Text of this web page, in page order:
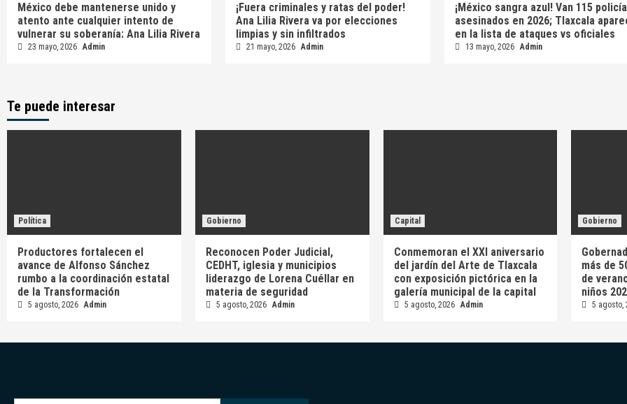
México debe mantenerse unido y
atento ante cualquier intento de
vulnerar su soberanía: Ana Lilia Rivera
23 mayo, 2026 Admin
¡Fuera criminales y ratas del poder!
Ana Lilia Rivera va por elecciones
limpias y sin infiltrados
21 mayo, 2026 Admin
¡México sangra azul! Van 115
asesinados en 2026; Tlaxcala
en la lista de ataques vs oficiales
13 mayo, 2026 Admin
Te puede interesar
Política
Productores fortalecen el
avance de Alfonso Sánchez
rumbo a la coordinación estatal
de la Transformación
5 agosto, 2026 Admin
Gobierno
Reconocen Poder Judicial,
CEDHT, iglesia y municipios
liderazgo de Lorena Cuéllar en
materia de seguridad
5 agosto, 2026 Admin
Capital
Conmemoran el XXI aniversario
del jardín del Arte de Tlaxcala
con exposición pictórica en la
galería municipal de la capital
5 agosto, 2026 Admin
Gobierno
más de
de
niños
5 agosto,